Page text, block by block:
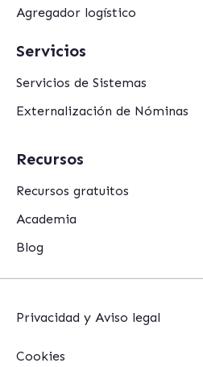
Agregador logístico
Servicios
Servicios de Sistemas
Externalización de Nóminas
Recursos
Recursos gratuitos
Academia
Blog
Privacidad y Aviso legal
Cookies